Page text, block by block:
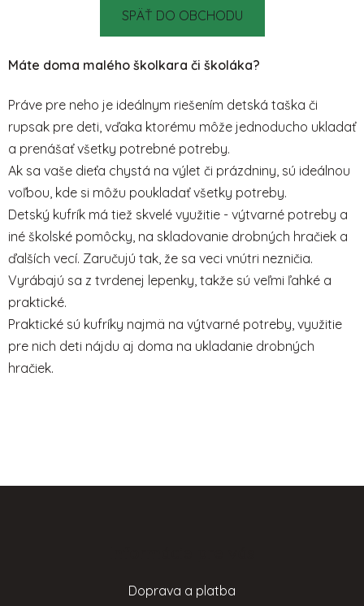
SPÄŤ DO OBCHODU
Máte doma malého školkara či školáka?
Práve pre neho je ideálnym riešením detská taška či
rupsak pre deti, vďaka ktorému môže jednoducho ukladať
a prenášať všetky potrebné potreby.
Ak sa vaše dieťa chystá na výlet či prázdniny, sú ideálnou
voľbou, kde si môžu poukladať všetky potreby.
Detský kufrík má tiež skvelé využitie - výtvarné potreby a
iné školské pomôcky, na skladovanie drobných hračiek a
ďalších vecí. Zaručujú tak, že sa veci vnútri nezničia.
Vyrábajú sa z tvrdenej lepenky, takže sú veľmi ľahké a
praktické.
Praktické sú kufríky najmä na výtvarné potreby, využitie
pre nich deti nájdu aj doma na ukladanie drobných
hračiek.
Doprava a platba